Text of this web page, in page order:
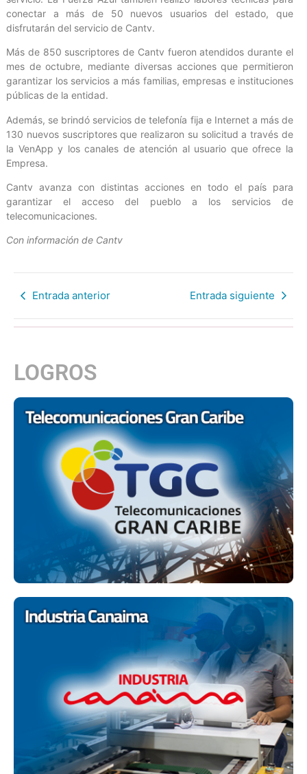
conectar a más de 50 nuevos usuarios del estado, que
disfrutarán del servicio de Cantv.
Más de 850 suscriptores de Cantv fueron atendidos durante el
mes de octubre, mediante diversas acciones que permitieron
garantizar los servicios a más familias, empresas e instituciones
públicas de la entidad.
Además, se brindó servicios de telefonía fija e Internet a más de
130 nuevos suscriptores que realizaron su solicitud a través de
la VenApp y los canales de atención al usuario que ofrece la
Empresa.
Cantv avanza con distintas acciones en todo el país para
garantizar el acceso del pueblo a los servicios de
telecomunicaciones.
Con información de Cantv
Entrada anterior Entrada siguiente
LOGROS